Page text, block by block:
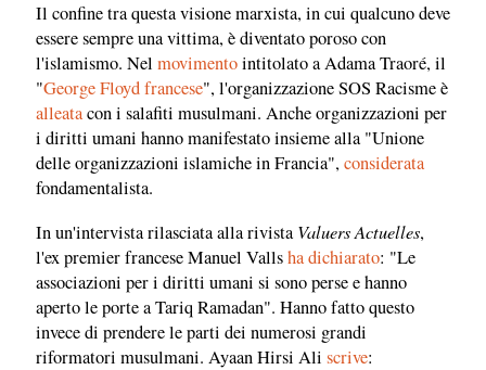
Il confine tra questa visione marxista, in cui qualcuno deve
essere sempre una vittima, è diventato poroso con
l'islamismo. Nel movimentointitolato a Adama Traoré, il
"George Floyd francese", l'organizzazione SOS Racisme è
alleatacon i salafiti musulmani. Anche organizzazioni per
i diritti umani hanno manifestato insieme alla "Unione
delle organizzazioni islamiche in Francia",considerata
fondamentalista.
In un'intervista rilasciata alla rivista Valuers Actuelles,
l'ex premier francese Manuel Vallsha dichiarato: "Le
associazioni per i diritti umani si sono perse e hanno
aperto le porte a Tariq Ramadan". Hanno fatto questo
invece di prendere le parti dei numerosi grandi
riformatori musulmani. Ayaan Hirsi Ali scrive: